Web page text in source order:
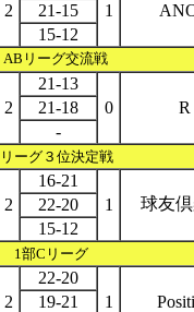
2
1
21-15
15-12
ABリーグ交流戦
2
21-13
0
R
21-18
-
リーグ ３位決定戦
2
16-21
1
球友
22-20
15-12
1部Cリーグ
2
22-20
1
19-21